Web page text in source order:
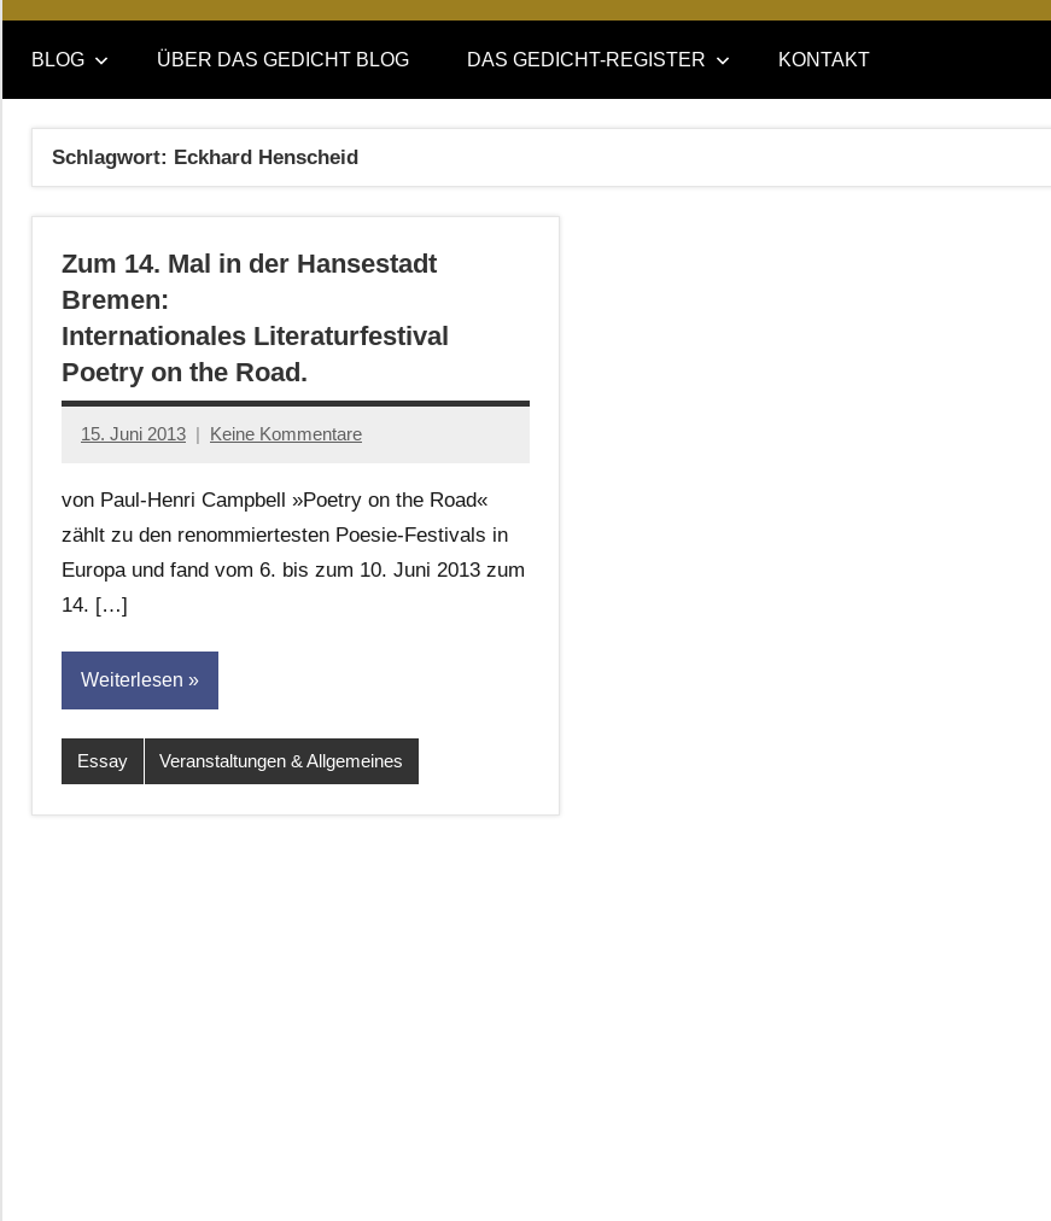
DAS
GEDICHT
blog
DAS
GEDICHT.
Zeitschrift
BLOG ÜBER DAS GEDICHT BLOG DAS GEDICHT-REGISTER KONTAKT
Schlagwort: Eckhard Henscheid
Zum 14. Mal in der Hansestadt
Bremen:
Internationales Literaturfestival
Poetry on the Road.
15. Juni 2013
Anton
Leitner
Keine Kommentare
von Paul-Henri Campbell »Poetry on the Road«
zählt zu den renommiertesten Poesie-Festivals in
Europa und fand vom 6. bis zum 10. Juni 2013 zum
14. […]
Weiterlesen
Essay Veranstaltungen & Allgemeines